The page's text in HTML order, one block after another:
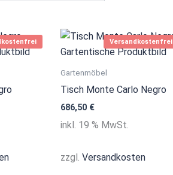
Versandkostenfrei
Gartenmöbel
Tisch Monte Carlo Negro
686,50 €
inkl. 19 % MwSt.
zzgl. Versandkosten